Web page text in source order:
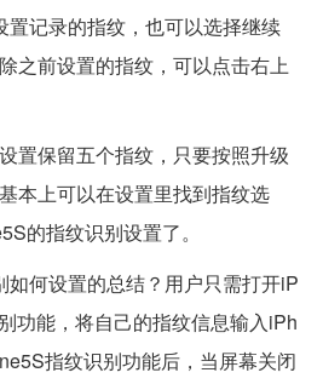
置记录的指纹，也可以选择继续
之前设置的指纹，可以点击右上
置保留五个指纹，只要按照升级
本上可以在设置里找到指纹选
的指纹识别设置了。
何设置的总结？用户只需打开iP
功能，将自己的指纹信息输入iPh
指纹识别功能后，当屏幕关闭